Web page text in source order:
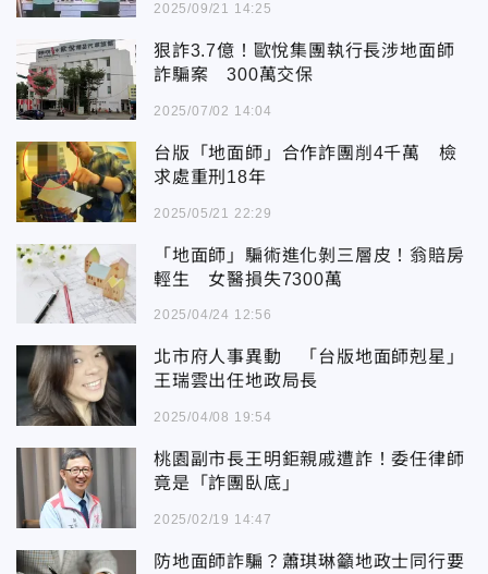
2025/09/21 14:25
狠詐3.7億！歐悅集團執行長涉地面師
詐騙案 300萬交保
2025/07/02 14:04
台版「地面師」合作詐團削4千萬 檢
求處重刑18年
2025/05/21 22:29
「地面師」騙術進化剝三層皮！翁賠房
輕生 女醫損失7300萬
2025/04/24 12:56
北市府人事異動 「台版地面師剋星」
王瑞雲出任地政局長
2025/04/08 19:54
桃園副市長王明鉅親戚遭詐！委任律師
竟是「詐團臥底」
2025/02/19 14:47
防地面師詐騙？蕭琪琳籲地政士同行要